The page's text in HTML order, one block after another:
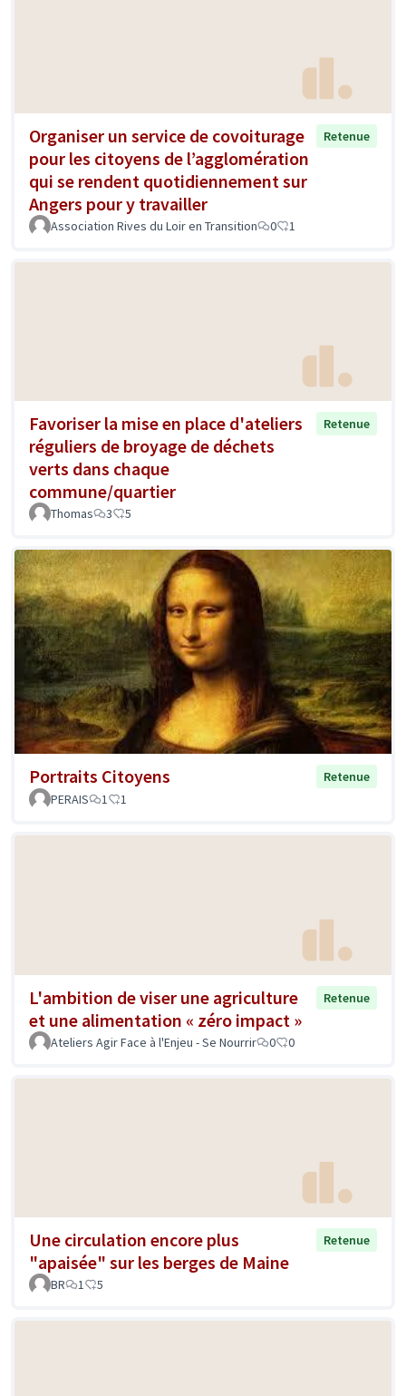
Organiser un service de covoiturage
pour les citoyens de l’agglomération
qui se rendent quotidiennement sur
Angers pour y travailler
Retenue
Association Rives du Loir en Transition 0 1
Favoriser la mise en place d'ateliers
réguliers de broyage de déchets
verts dans chaque
commune/quartier
Retenue
Thomas 3 5
Portraits Citoyens
Retenue
PERAIS
1 1
L'ambition de viser une agriculture
et une alimentation « zéro impact »
Retenue
Ateliers Agir Face à l'Enjeu - Se Nourrir 0 0
Une circulation encore plus
"apaisée" sur les berges de Maine
Retenue
BR 1 5